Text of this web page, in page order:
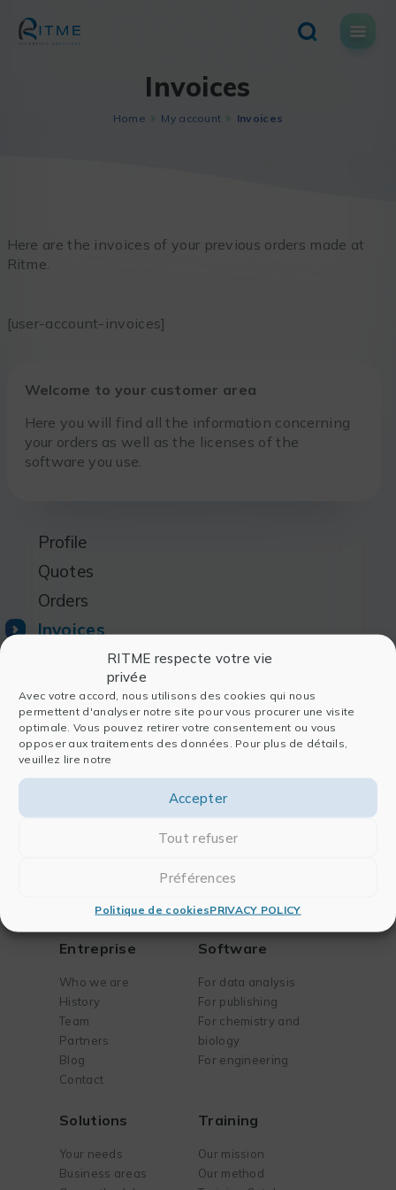
RITME respecte votre vie
privée
Avec votre accord, nous utilisons des cookies qui nous
permettent d'analyser notre site pour vous procurer une visite
optimale. Vous pouvez retirer votre consentement ou vous
opposer aux traitements des données. Pour plus de détails,
veuillez lire notre
Accepter
Tout refuser
Préférences
Politique de cookiesPRIVACY POLICY
content
Invoices
Home My account Invoices
Here are the invoices of your previous orders made at
Ritme.
[user-account-invoices]
Welcome to your customer area
Here you will find all the information concerning
your orders as well as the licenses of the
software you use.
Profile
Quotes
Orders
Invoices
License managers
Users
Entreprise
Who we are
History
Team
Partners
Blog
Contact
Software
For data analysis
For publishing
For chemistry and
biology
For engineering
Solutions
Your needs
Business areas
Training
Our mission
Our method